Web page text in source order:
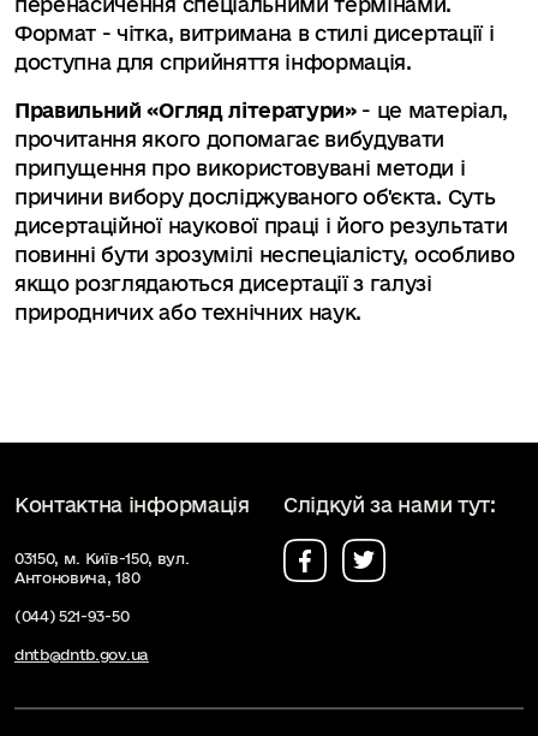
Формат - чітка, витримана в стилі дисертації і
доступна для сприйняття інформація.
Правильний «Огляд літератури»- це матеріал,
прочитання якого допомагає вибудувати
припущення про використовувані методи і
причини вибору досліджуваного об'єкта. Суть
дисертаційної наукової праці і його результати
повинні бути зрозумілі неспеціалісту, особливо
якщо розглядаються дисертації з галузі
природничих або технічних наук.
Контактна інформація
03150, м. Київ-150, вул.
Антоновича, 180
(044) 521-93-50
dntb@dntb.gov.ua
Слідкуй за нами тут: